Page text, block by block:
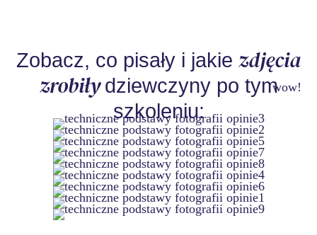
Zobacz, co pisały i jakie zdjęcia
zrobiłydziewczyny po tym
szkoleniu:
wow!